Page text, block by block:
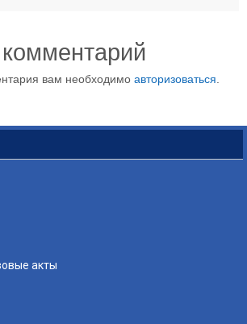
вам необходимо авторизоваться.
акты